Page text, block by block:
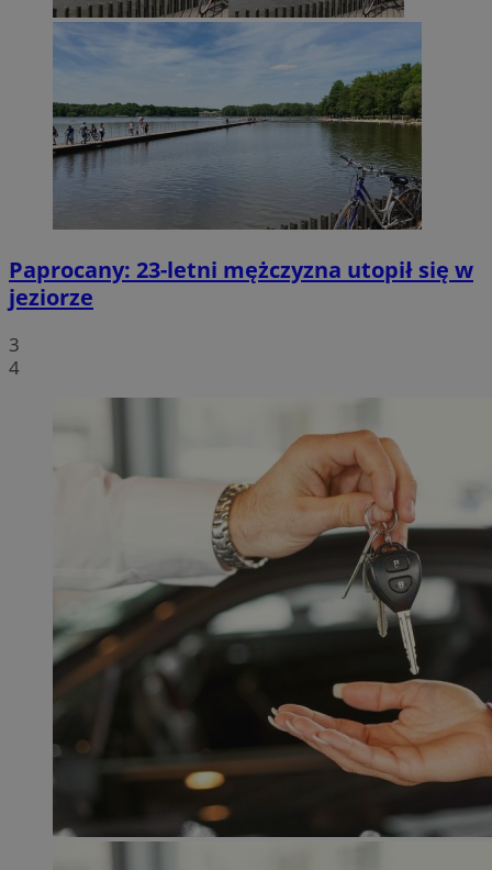
Paprocany: 23-letni mężczyzna utopił się w
jeziorze
3
4